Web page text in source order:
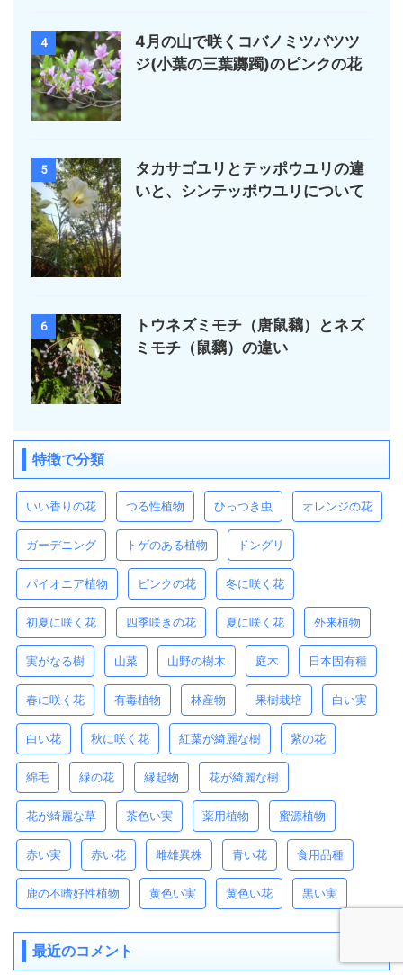
4
4月の山で咲くコバノミツバツツ
ジ(小葉の三葉躑躅)のピンクの花
5
タカサゴユリとテッポウユリの違
いと、シンテッポウユリについて
6
トウネズミモチ（唐鼠黐）とネズ
ミモチ（鼠黐）の違い
特徴で分類
いい香りの花 つる性植物 ひっつき虫 オレンジの花
ガーデニング トゲのある植物 ドングリ
パイオニア植物 ピンクの花 冬に咲く花
初夏に咲く花 四季咲きの花 夏に咲く花 外来植物
実がなる樹 山菜 山野の樹木 庭木 日本固有種
春に咲く花 有毒植物 林産物 果樹栽培 白い実
白い花 秋に咲く花 紅葉が綺麗な樹 紫の花
綿毛 緑の花 縁起物 花が綺麗な樹
花が綺麗な草 茶色い実 薬用植物 蜜源植物
赤い実 赤い花 雌雄異株 青い花 食用品種
鹿の不嗜好性植物 黄色い実 黄色い花 黒い実
最近のコメント